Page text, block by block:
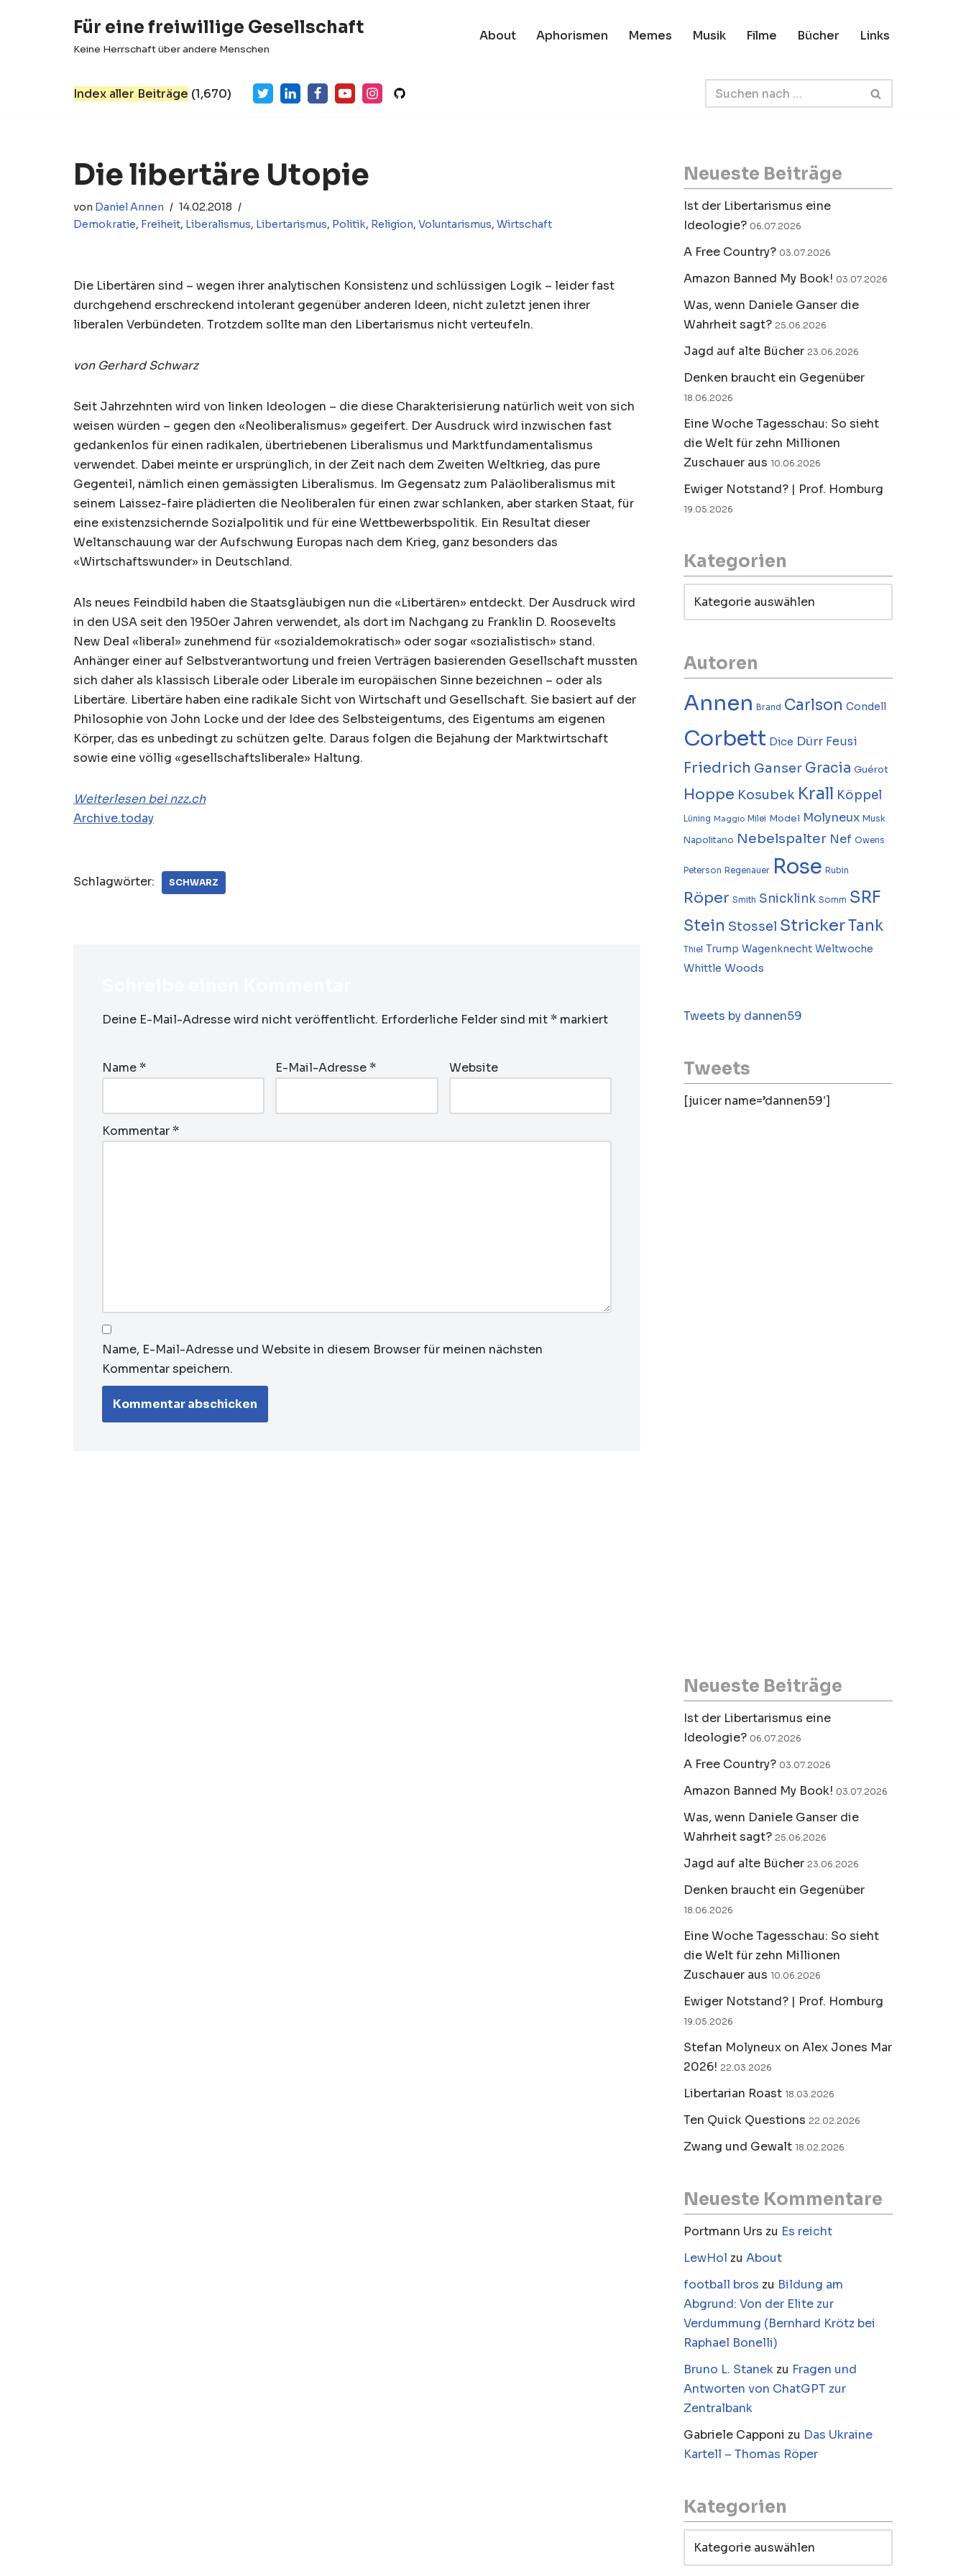
Für eine freiwillige Gesellschaft
Keine Herrschaft über andere Menschen
About Aphorismen Memes Musik Filme Bücher Links
Index aller Beiträge (1,670)
Die libertäre Utopie
von Daniel Annen
14.02.2018
Demokratie, Freiheit, Liberalismus, Libertarismus, Politik, Religion, Voluntarismus, Wirtschaft
Die Libertären sind – wegen ihrer analytischen Konsistenz und schlüssigen Logik – leider fast
durchgehend erschreckend intolerant gegenüber anderen Ideen, nicht zuletzt jenen ihrer
liberalen Verbündeten. Trotzdem sollte man den Libertarismus nicht verteufeln.
von Gerhard Schwarz
Seit Jahrzehnten wird von linken Ideologen – die diese Charakterisierung natürlich weit von sich
weisen würden – gegen den «Neoliberalismus» gegeifert. Der Ausdruck wird inzwischen fast
gedankenlos für einen radikalen, übertriebenen Liberalismus und Marktfundamentalismus
verwendet. Dabei meinte er ursprünglich, in der Zeit nach dem Zweiten Weltkrieg, das pure
Gegenteil, nämlich einen gemässigten Liberalismus. Im Gegensatz zum Paläoliberalismus mit
seinem Laissez-faire plädierten die Neoliberalen für einen zwar schlanken, aber starken Staat, für
eine existenzsichernde Sozialpolitik und für eine Wettbewerbspolitik. Ein Resultat dieser
Weltanschauung war der Aufschwung Europas nach dem Krieg, ganz besonders das
«Wirtschaftswunder» in Deutschland.
Als neues Feindbild haben die Staatsgläubigen nun die «Libertären» entdeckt. Der Ausdruck wird
in den USA seit den 1950er Jahren verwendet, als dort im Nachgang zu Franklin D. Roosevelts
New Deal «liberal» zunehmend für «sozialdemokratisch» oder sogar «sozialistisch» stand.
Anhänger einer auf Selbstverantwortung und freien Verträgen basierenden Gesellschaft mussten
sich daher als klassisch Liberale oder Liberale im europäischen Sinne bezeichnen – oder als
Libertäre. Libertäre haben eine radikale Sicht von Wirtschaft und Gesellschaft. Sie basiert auf der
Philosophie von John Locke und der Idee des Selbsteigentums, des Eigentums am eigenen
Körper, das es unbedingt zu schützen gelte. Daraus folgen die Bejahung der Marktwirtschaft
sowie eine völlig «gesellschaftsliberale» Haltung.
Weiterlesen bei nzz.ch
Archive.today
Schlagwörter: SCHWARZ
Deine E-Mail-Adresse wird nicht veröffentlicht. Erforderliche Felder sind mit* markiert
Name* E-Mail-Adresse* Website
Kommentar*
Name, E-Mail-Adresse und Website in diesem Browser für meinen nächsten
Kommentar speichern.
Neueste Beiträge
Ist der Libertarismus eine
Ideologie? 06.07.2026
A Free Country? 03.07.2026
Amazon Banned My Book! 03.07.2026
Was, wenn Daniele Ganser die
Wahrheit sagt? 25.06.2026
Jagd auf alte Bücher 23.06.2026
Denken braucht ein Gegenüber
18.06.2026
Eine Woche Tagesschau: So sieht
die Welt für zehn Millionen
Zuschauer aus 10.06.2026
Ewiger Notstand? | Prof. Homburg
19.05.2026
Kategorien
Autoren
Annen Brand Carlson Condell
Corbett Dice Dürr Feusi
Friedrich Ganser Gracia Guérot
Hoppe Kosubek Krall Köppel
Lüning Maggio Milei Model Molyneux Musk
Napolitano Nebelspalter Nef Owens
Peterson Regenauer Rose Rubin
Röper Smith Snicklink Somm SRF
Stein Stossel StrickerTank
Thiel Trump Wagenknecht Weltwoche
Whittle Woods
Tweets by dannen59
Tweets
[juicer name=’dannen59′]
Neueste Beiträge
Ist der Libertarismus eine
Ideologie? 06.07.2026
A Free Country? 03.07.2026
Amazon Banned My Book! 03.07.2026
Was, wenn Daniele Ganser die
Wahrheit sagt? 25.06.2026
Jagd auf alte Bücher 23.06.2026
Denken braucht ein Gegenüber
18.06.2026
Eine Woche Tagesschau: So sieht
die Welt für zehn Millionen
Zuschauer aus 10.06.2026
Ewiger Notstand? | Prof. Homburg
19.05.2026
Stefan Molyneux on Alex Jones Mar
2026! 22.03.2026
Libertarian Roast 18.03.2026
Ten Quick Questions 22.02.2026
Zwang und Gewalt 18.02.2026
Neueste Kommentare
Portmann Urs zu Es reicht
LewHol zu About
football bros zu Bildung am
Abgrund: Von der Elite zur
Verdummung (Bernhard Krötz bei
Raphael Bonelli)
Bruno L. Stanek zu Fragen und
Antworten von ChatGPT zur
Zentralbank
Gabriele Capponi zu Das Ukraine
Kartell – Thomas Röper
Kategorien